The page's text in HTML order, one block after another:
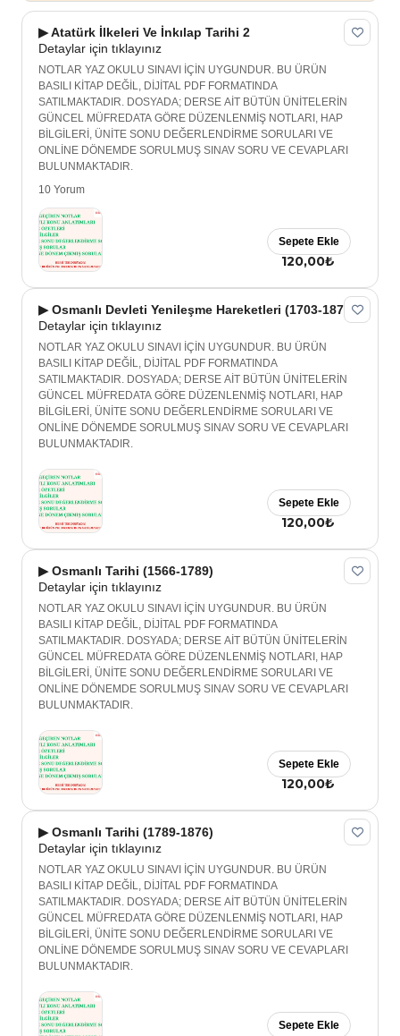
▶ Atatürk İlkeleri Ve İnkılap Tarihi 2
Detaylar için tıklayınız
NOTLAR YAZ OKULU SINAVI İÇİN UYGUNDUR. BU ÜRÜN
BASILI KİTAP DEĞİL, DİJİTAL PDF FORMATINDA
SATILMAKTADIR. DOSYADA; DERSE AİT BÜTÜN ÜNİTELERİN
GÜNCEL MÜFREDATA GÖRE DÜZENLENMİŞ NOTLARI, HAP
BİLGİLERİ, ÜNİTE SONU DEĞERLENDİRME SORULARI VE
ONLİNE DÖNEMDE SORULMUŞ SINAV SORU VE CEVAPLARI
BULUNMAKTADIR.
10 Yorum
120,00₺
Sepete Ekle
▶ Osmanlı Devleti Yenileşme Hareketleri (1703-1876)
Detaylar için tıklayınız
NOTLAR YAZ OKULU SINAVI İÇİN UYGUNDUR. BU ÜRÜN
BASILI KİTAP DEĞİL, DİJİTAL PDF FORMATINDA
SATILMAKTADIR. DOSYADA; DERSE AİT BÜTÜN ÜNİTELERİN
GÜNCEL MÜFREDATA GÖRE DÜZENLENMİŞ NOTLARI, HAP
BİLGİLERİ, ÜNİTE SONU DEĞERLENDİRME SORULARI VE
ONLİNE DÖNEMDE SORULMUŞ SINAV SORU VE CEVAPLARI
BULUNMAKTADIR.
120,00₺
Sepete Ekle
▶ Osmanlı Tarihi (1566-1789)
Detaylar için tıklayınız
NOTLAR YAZ OKULU SINAVI İÇİN UYGUNDUR. BU ÜRÜN
BASILI KİTAP DEĞİL, DİJİTAL PDF FORMATINDA
SATILMAKTADIR. DOSYADA; DERSE AİT BÜTÜN ÜNİTELERİN
GÜNCEL MÜFREDATA GÖRE DÜZENLENMİŞ NOTLARI, HAP
BİLGİLERİ, ÜNİTE SONU DEĞERLENDİRME SORULARI VE
ONLİNE DÖNEMDE SORULMUŞ SINAV SORU VE CEVAPLARI
BULUNMAKTADIR.
120,00₺
Sepete Ekle
▶ Osmanlı Tarihi (1789-1876)
Detaylar için tıklayınız
NOTLAR YAZ OKULU SINAVI İÇİN UYGUNDUR. BU ÜRÜN
BASILI KİTAP DEĞİL, DİJİTAL PDF FORMATINDA
SATILMAKTADIR. DOSYADA; DERSE AİT BÜTÜN ÜNİTELERİN
GÜNCEL MÜFREDATA GÖRE DÜZENLENMİŞ NOTLARI, HAP
BİLGİLERİ, ÜNİTE SONU DEĞERLENDİRME SORULARI VE
ONLİNE DÖNEMDE SORULMUŞ SINAV SORU VE CEVAPLARI
BULUNMAKTADIR.
Sepete Ekle